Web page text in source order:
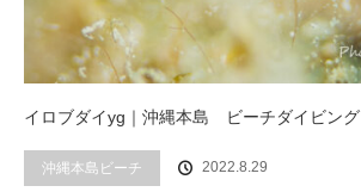
イロブダイyg｜沖縄本島 ビーチダイビング
沖縄本島ビーチ 2022.8.29